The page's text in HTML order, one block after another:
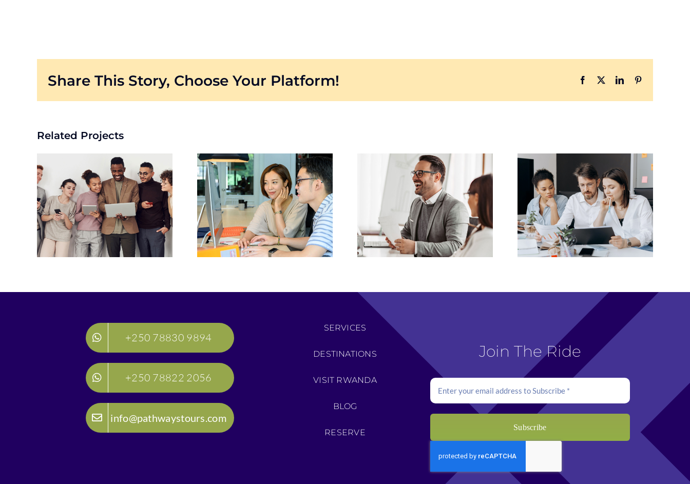
Share This Story, Choose Your Platform! Facebook
X LinkedInPinterest
Related Projects
Project #5 Project #4 Project #3 Project #6
+250 78830 9894
+250 78822 2056
info@pathwaystours.com
SERVICES
DESTINATIONS
VISIT RWANDA
BLOG
RESERVE
Join The Ride
Subscribe